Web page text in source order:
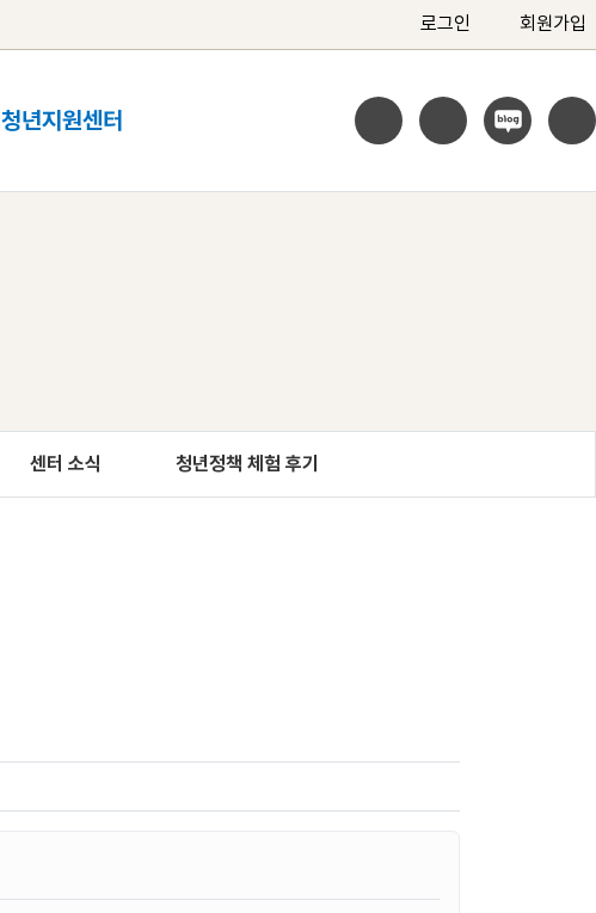
로그인 회원가입
청년지원센터
센터 소식 청년정책 체험 후기